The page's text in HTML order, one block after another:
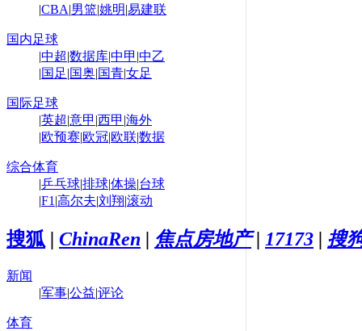
|CBA|男篮|姚明|易建联
国内足球
|中超|数据库|中甲 |中乙
|国足|国奥|国青|女足
国际足球
|英超|意甲 |西甲 |海外
|欧预赛|欧冠|欧联|数据
综合体育
|乒乓球|排球|体操|台球
|F1 |高尔夫|刘翔|滚动
搜狐 | ChinaRen | 焦点房地产| 17173 | 搜
新闻
|军事|公益|评论
体育